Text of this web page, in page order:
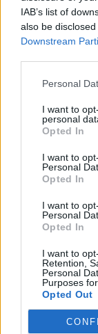
IAB’s list of
also be
Downstream
Personal
I want to
personal
Opted In
I want to
Personal
Opted In
I want to
Personal
Opted In
I want to
Retention,
Personal
Purposes
Opted Out
ΣΤΗΝ